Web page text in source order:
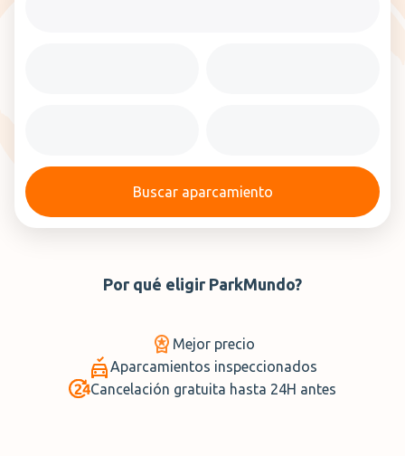
Buscar aparcamiento
Por qué eligir ParkMundo?
Mejor precio
Aparcamientos inspeccionados
Cancelación gratuita hasta 24H antes